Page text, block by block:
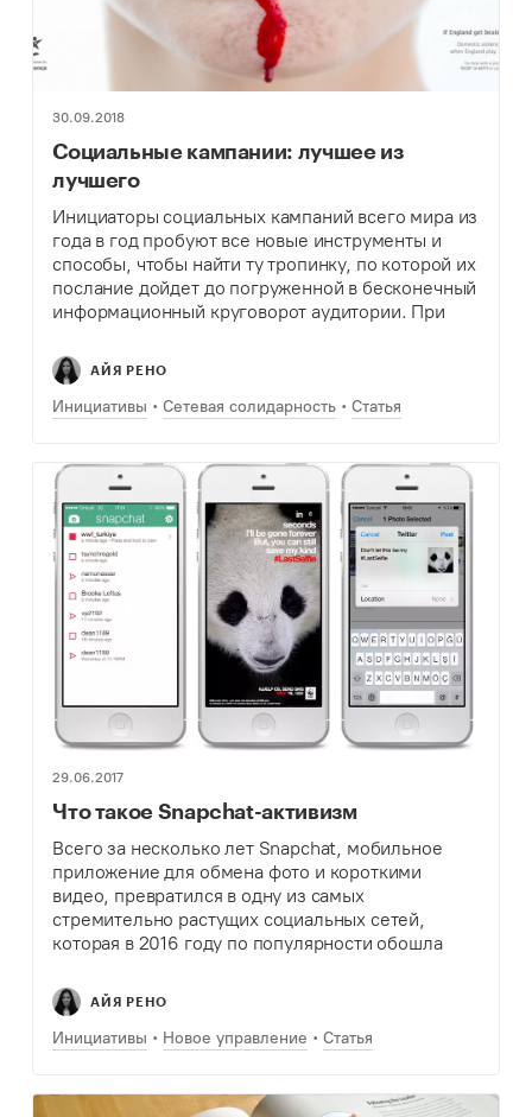
30.09.2018
Социальные кампании: лучшее из
лучшего
Инициаторы социальных кампаний всего мира из
года в год пробуют все новые инструменты и
способы, чтобы найти ту тропинку, по которой их
послание дойдет до погруженной в бесконечный
информационный круговорот аудитории. При
исполнении…
АЙЯ РЕНО
Инициативы Сетевая солидарность Статья
29.06.2017
Что такое Snapchat-активизм
Всего за несколько лет Snapchat, мобильное
приложение для обмена фото и короткими
видео, превратился в одну из самых
стремительно растущих социальных сетей,
которая в 2016 году по популярности обошла
ежедневно пользующихся этим приложением,…
АЙЯ РЕНО
Инициативы Новое управление Статья